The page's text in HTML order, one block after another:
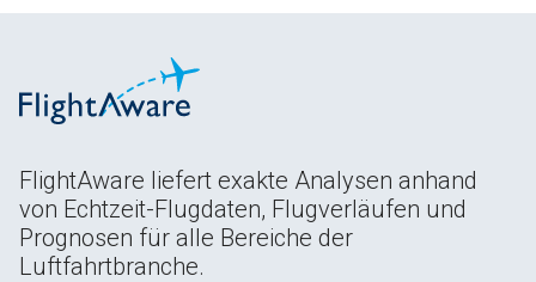
FlightAware liefert exakte Analysen anhand
von Echtzeit-Flugdaten, Flugverläufen und
Prognosen für alle Bereiche der
Luftfahrtbranche.